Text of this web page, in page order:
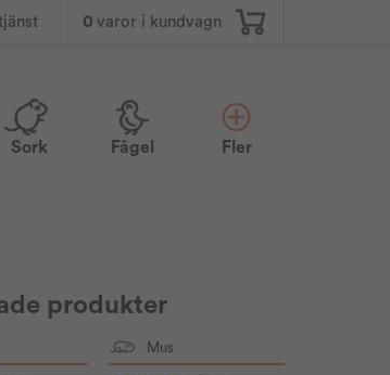
0 varor i kundvagn
Sork Fågel Fler
produkter
Mus